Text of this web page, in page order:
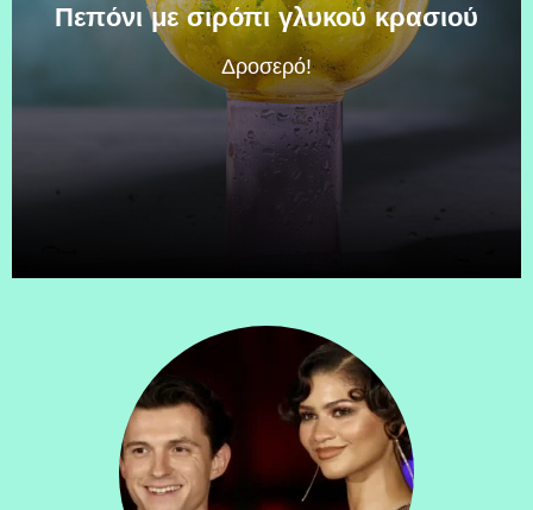
Πεπόνι με σιρόπι γλυκού κρασιού
Δροσερό!